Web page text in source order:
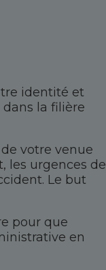
identité et
la filière
votre venue
les urgences de
Le but
pour que
en